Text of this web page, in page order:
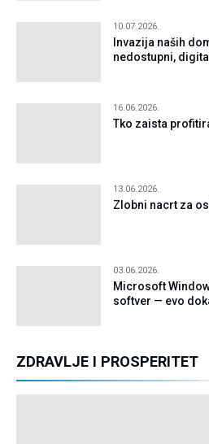
10.07.2026.
Invazija naših
nedostupni,
16.06.2026.
Tko zaista
13.06.2026.
Zlobni nacrt za
03.06.2026.
Microsoft
softver — evo
ZDRAVLJE I PROSPERITET